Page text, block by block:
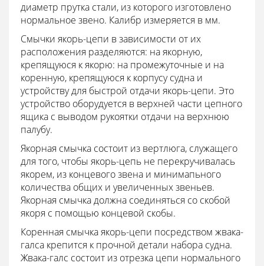
диаметр прутка стали, из которого изготовлено
нормальное звено. Калибр измеряется в мм.
Смычки якорь-цепи в зависимости от их
расположения разделяются: на якорную,
крепящуюся к якорю: на промежуточные и на
коренную, крепящуюся к корпусу судна и
устройству для быстрой отдачи якорь-цепи. Это
устройство оборудуется в верхней части цепного
ящика с выводом рукоятки отдачи на верхнюю
палубу.
Якорная смычка состоит из вертлюга, служащего
для того, чтобы якорь-цепь не перекручивалась
якорем, из концевого звена и минимапьного
количества общих и увеличенных звеньев.
Якорная смычка должна соединяться со скобой
якоря с помощью концевой скобы.
Коренная смычка якорь-цепи посредством жвака-
галса крепится к прочной детали набора судна.
Жвака-галс состоит из отрезка цепи нормального